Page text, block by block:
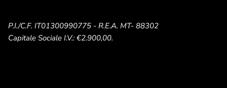
P.I./C.F. IT01300990775 - R.E.A. MT- 88302
Capitale Sociale I.V.: €2.900,00.